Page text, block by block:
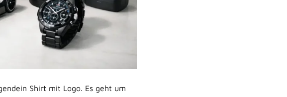
Shirt mit Logo. Es geht um